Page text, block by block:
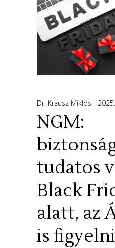
Dr. Krausz Miklós
NGM:
tudatos
Black
alatt, az
is